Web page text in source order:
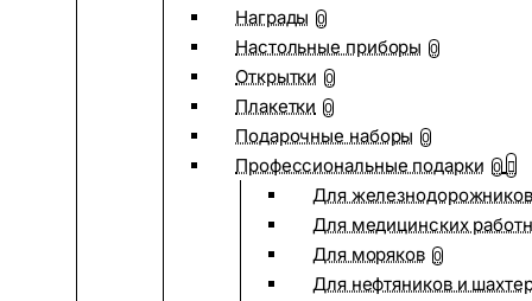
Награды 0
Настольные приборы 0
Открытки 0
Плакетки 0
Подарочные наборы 0
Профессиональные подарки 0
Для железнодорожников
Для медицинских
Для моряков 0
Для нефтяников и